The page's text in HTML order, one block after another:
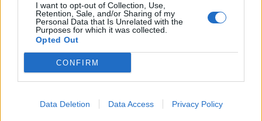
I want to opt-out of Collection, Use,
Retention, Sale, and/or Sharing of my
Personal Data that Is Unrelated with the
Purposes for which it was collected.
Opted Out
CONFIRM
Data Deletion Data Access Privacy Policy
2026. augusztus 05., szerda
Életveszélyesen megfenyegették
Majkát, elmarad a
sepsiszentgyörgyi koncertje